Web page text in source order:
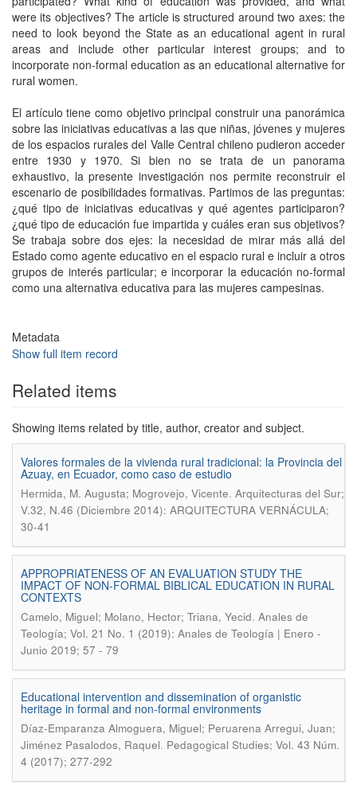
were its objectives? The article is structured around two axes: the
need to look beyond the State as an educational agent in rural
areas and include other particular interest groups; and to
incorporate non-formal education as an educational alternative for
rural women.
El artículo tiene como objetivo principal construir una panorámica
sobre las iniciativas educativas a las que niñas, jóvenes y mujeres
de los espacios rurales del Valle Central chileno pudieron acceder
entre 1930 y 1970. Si bien no se trata de un panorama
exhaustivo, la presente investigación nos permite reconstruir el
escenario de posibilidades formativas. Partimos de las preguntas:
¿qué tipo de iniciativas educativas y qué agentes participaron?
¿qué tipo de educación fue impartida y cuáles eran sus objetivos?
Se trabaja sobre dos ejes: la necesidad de mirar más allá del
Estado como agente educativo en el espacio rural e incluir a otros
grupos de interés particular; e incorporar la educación no-formal
como una alternativa educativa para las mujeres campesinas.
Metadata
Show full item record
Related items
Showing items related by title, author, creator and subject.
Valores formales de la vivienda rural tradicional: la Provincia del
Azuay, en Ecuador, como caso de estudio
Hermida, M. Augusta; Mogrovejo, Vicente. Arquitecturas del Sur;
V.32, N.46 (Diciembre 2014): ARQUITECTURA VERNÁCULA;
30-41
APPROPRIATENESS OF AN EVALUATION STUDY THE
IMPACT OF NON-FORMAL BIBLICAL EDUCATION IN RURAL
CONTEXTS
Camelo, Miguel; Molano, Hector; Triana, Yecid. Anales de
Teología; Vol. 21 No. 1 (2019): Anales de Teología | Enero -
Junio 2019; 57 - 79
Educational intervention and dissemination of organistic
heritage in formal and non-formal environments
Díaz-Emparanza Almoguera, Miguel; Peruarena Arregui, Juan;
Jiménez Pasalodos, Raquel. Pedagogical Studies; Vol. 43 Núm.
4 (2017); 277-292